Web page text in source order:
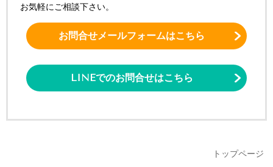
お気軽にご相談下さい。
お問合せメールフォームはこちら
LINEでのお問合せはこちら
トップページ